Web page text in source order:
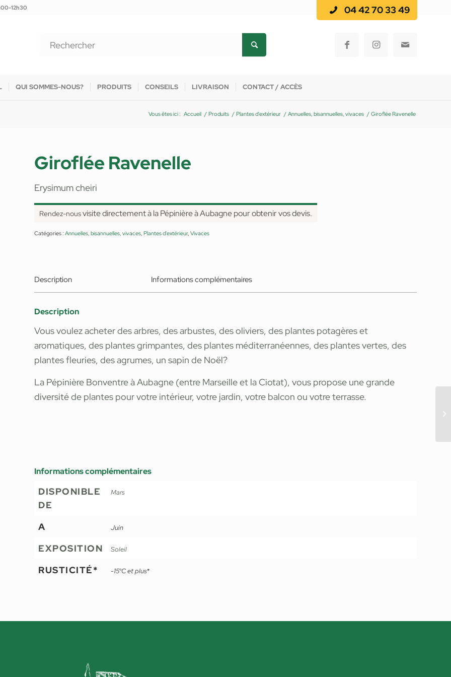
04 42 70 33 49
12h30
QUI SOMMES-NOUS? PRODUITS CONSEILS LIVRAISON CONTACT / ACCÈS
Vous êtes ici : Accueil / Produits / Plantes d'extérieur / Annuelles, bisannuelles, vivaces / Giroflée Ravenelle
Giroflée Ravenelle
Erysimum cheiri
Rendez-nousvisite directement à la Pépinière à Aubagne pour obtenir vos devis.
Catégories :Annuelles, bisannuelles, vivaces ,Plantes d'extérieur,Vivaces
Description Informations complémentaires
Description
Vous voulez acheter des arbres, des arbustes, des oliviers, des plantes potagères et
aromatiques, des plantes grimpantes, des plantes méditerranéennes, des plantes vertes, des
plantes fleuries, des agrumes, un sapin de Noël?
La Pépinière Bonventre à Aubagne (entre Marseille et la Ciotat), vous propose une grande
diversité de plantes pour votre intérieur, votre jardin, votre balcon ou votre terrasse.
Informations complémentaires
DISPONIBLE
DE
Mars
A Juin
EXPOSITION Soleil
RUSTICITÉ* -15°C et plus*